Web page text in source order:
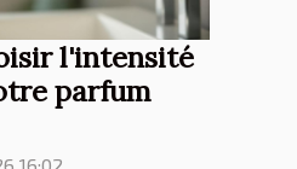
l'intensité
parfum